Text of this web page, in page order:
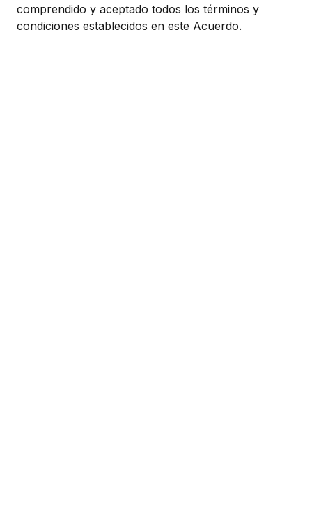
comprendido y aceptado todos los términos y
condiciones establecidos en este Acuerdo.